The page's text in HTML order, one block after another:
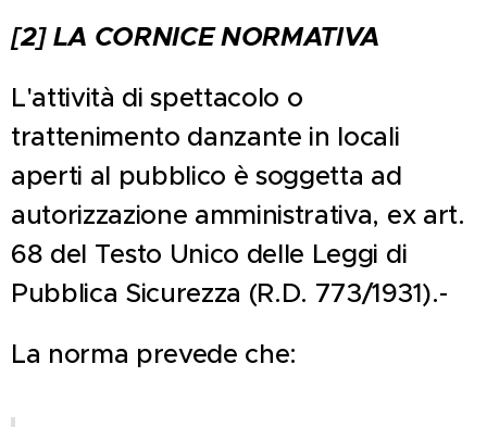
[2] LA CORNICE NORMATIVA
L'attività di spettacolo o
trattenimento danzante in locali
aperti al pubblico è soggetta ad
autorizzazione amministrativa, ex art.
68 del Testo Unico delle Leggi di
Pubblica Sicurezza (R.D. 773/1931).-
La norma prevede che: